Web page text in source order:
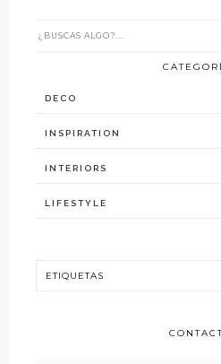
DECO
INSPIRATION
INTERIORS
LIFESTYLE